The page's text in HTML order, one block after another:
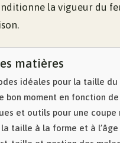
la vigueur du
matières
idéales pour la taille du
bon moment en fonction
et outils pour une coupe
taille à la forme et à l’âge